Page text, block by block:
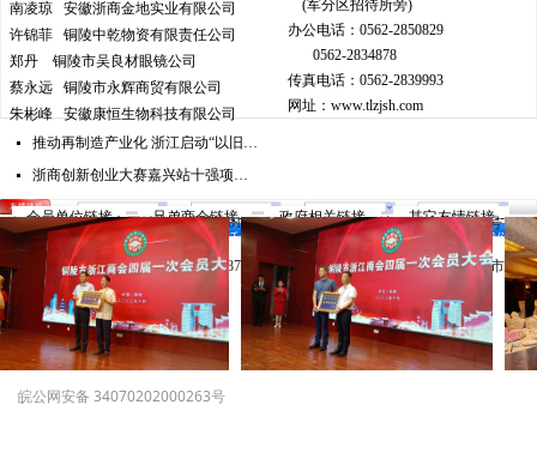
넷 新浙商的文化追求
넷
넷 浙江掀“中国梦-浙商梦”活动高潮
넷 推动再制造产业化 浙江启动“以旧换再”试点
넷 浙商创新创业大赛嘉兴站十强项目出炉
南凌琼 安徽浙商金地实业有限公司
许锦菲 铜陵中乾物资有限责任公司
郑丹 铜陵市吴良材眼镜公司
蔡永远 铜陵市永辉商贸有限公司
朱彬峰安徽康恒生物科技有限公司
(军分区招待所旁)
办公电话：0562-2850829
0562-2834878
传真电话：0562-2839993
网址：www.tlzjsh.com
--会员单位链接-- --兄弟商会链接-- --政府相关链接--
--其它友情链接--
商会简介
商会章程 商会活动 法律维权 在线留言 联系我们
铜陵浙江商会官方网站 版权所有 2013 All Rights Reserved.皖ICP备13017087号
技术支持：狼烟科技
办公电话:0562-2850829 0562-2834878 传真:0562-2839993 地址:安徽省铜陵市长
江东路173号(军分区招待所旁)
皖公网安备 34070202000263号